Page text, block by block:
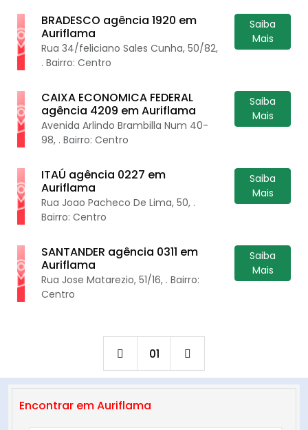
BRADESCO agência 1920 em
Auriflama
Rua 34/feliciano Sales Cunha, 50/82,
. Bairro: Centro
Saiba
Mais
CAIXA ECONOMICA FEDERAL
agência 4209 em Auriflama
Avenida Arlindo Brambilla Num 40-
98, . Bairro: Centro
Saiba
Mais
ITAÚ agência 0227 em
Auriflama
Rua Joao Pacheco De Lima, 50, .
Bairro: Centro
Saiba
Mais
SANTANDER agência 0311 em
Auriflama
Rua Jose Matarezio, 51/16, . Bairro:
Centro
Saiba
Mais
01
Encontrar em Auriflama